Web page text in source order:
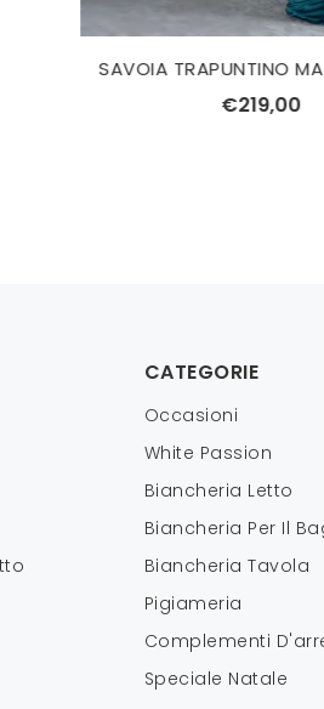
CATEGORIE
Occasioni
White Passion
Biancheria Letto
Biancheria Per Il
Biancheria Tavola
Pigiameria
Complementi
Speciale Natale